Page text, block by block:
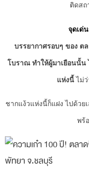
ติดสถ
จุดเด่
บรรยากาศรอบๆ ของ ต
โบราณ ทำให้ผู้มาเยือนนั้น
แห่งนี้ ไม่
ชากแง้วแห่งนี้ก็แฝง ไปด้วย
พร้